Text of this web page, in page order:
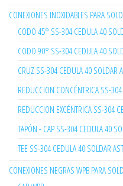
CONEXIONES INOXIDABLES PARA
CODO 45° SS-304 CEDULA 40
CODO 90° SS-304 CEDULA 40
CRUZ SS-304 CEDULA 40 SOLDAR
REDUCCION CONCÉNTRICA SS-
REDUCCION EXCÉNTRICA SS-304
TAPÓN - CAP SS-304 CEDULA 40
TEE SS-304 CEDULA 40 SOLDAR
CONEXIONES NEGRAS WPB PARA